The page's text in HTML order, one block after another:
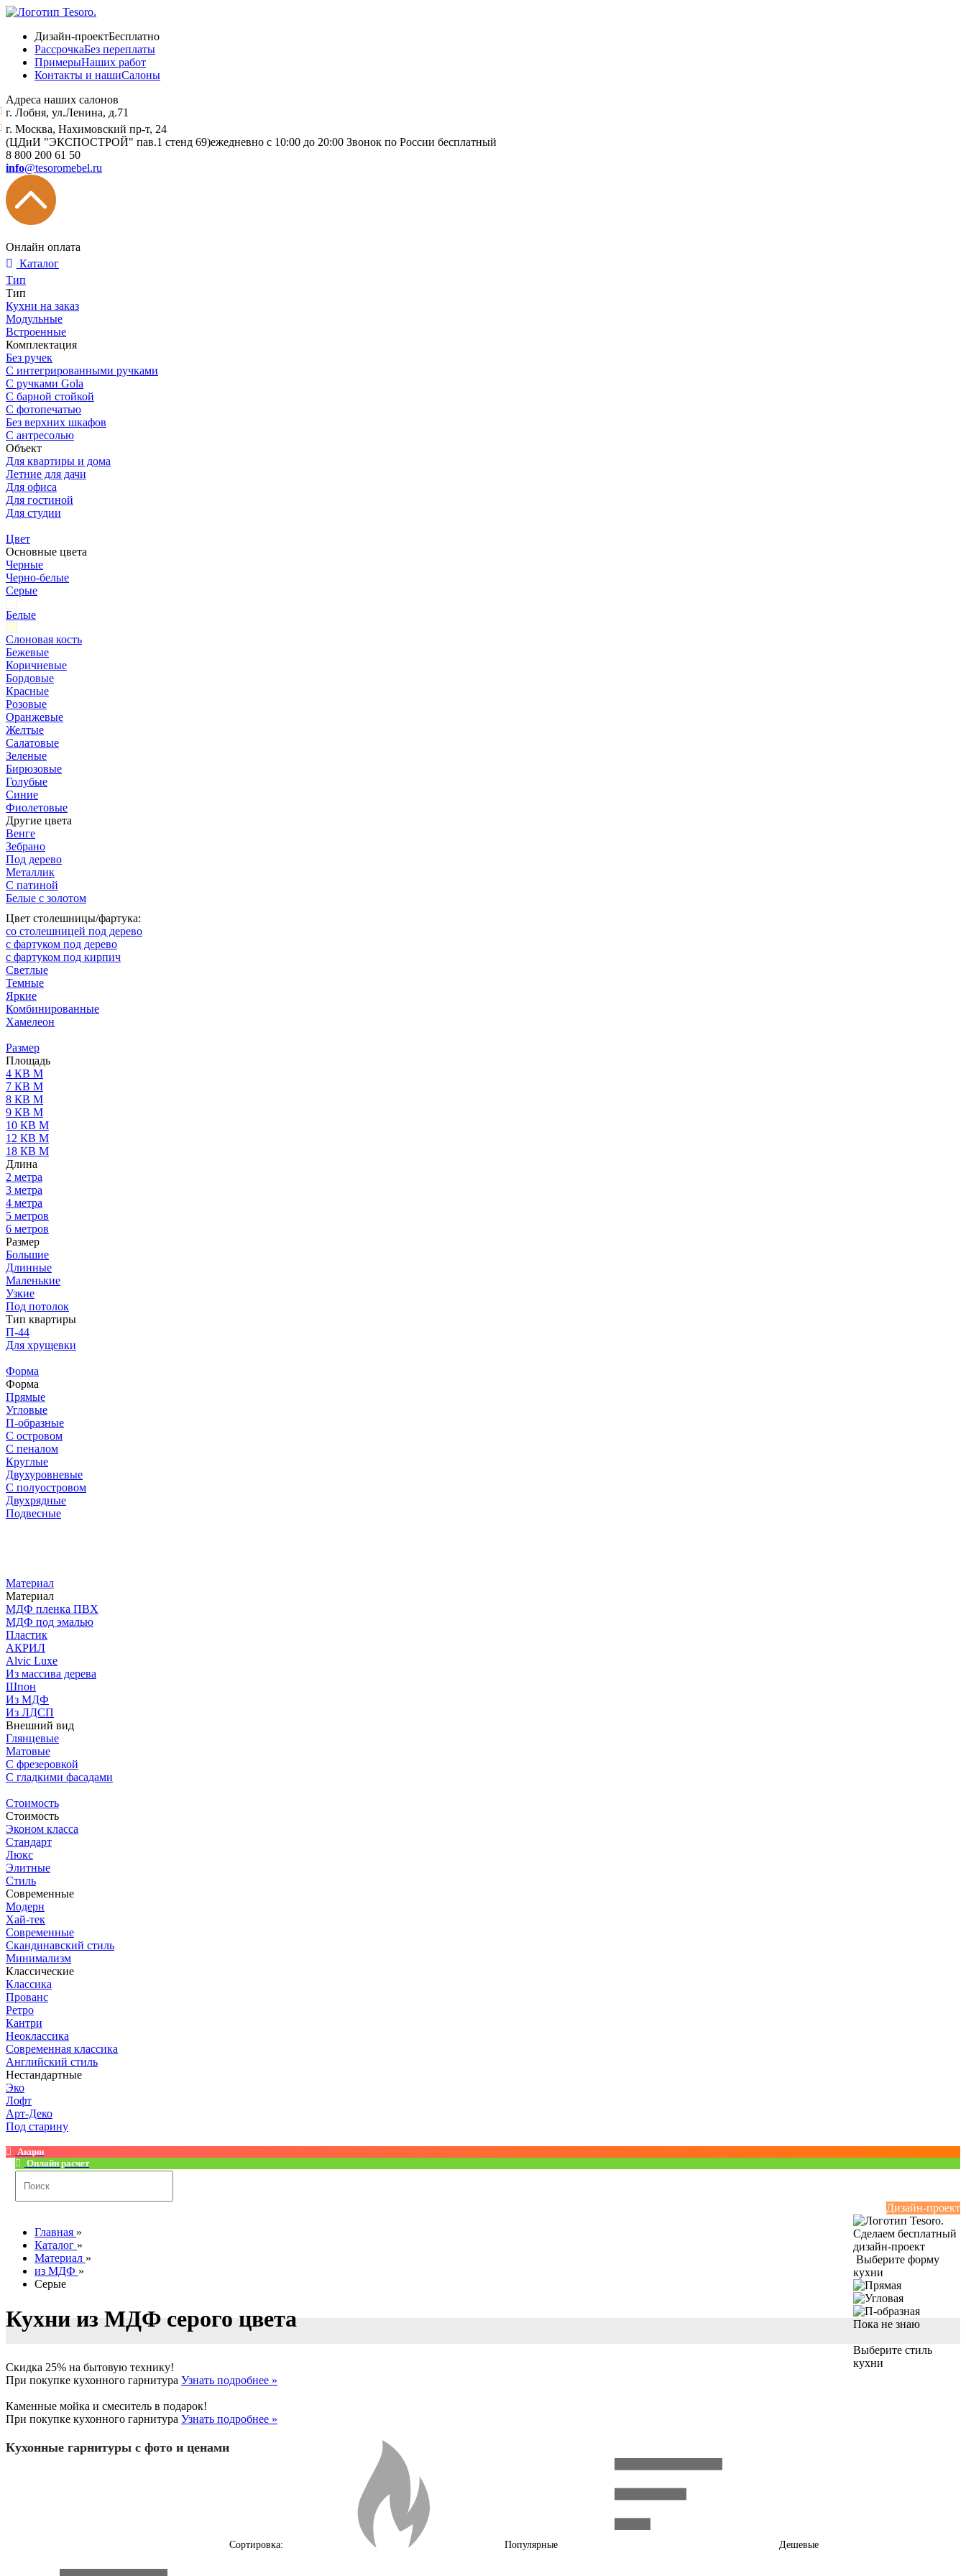
Дизайн-проектБесплатно
РассрочкаБез переплаты
ПримерыНаших работ
Контакты и нашиСалоны
Адреса наших салонов
г. Лобня, ул.Ленина, д.71
г. Москва, Нахимовский пр-т, 24
(ЦДиИ "ЭКСПОСТРОЙ" пав.1 стенд 69)ежедневно с 10:00 до 20:00 Звонок по России бесплатный
8 800 200 61 50
info@tesoromebel.ru
Онлайн оплата
Каталог
Тип
Тип
Кухни на заказ
Модульные
Встроенные
Комплектация
Без ручек
С интегрированными ручками
С ручками Gola
С барной стойкой
С фотопечатью
Без верхних шкафов
С антресолью
Объект
Для квартиры и дома
Летние для дачи
Для офиса
Для гостиной
Для студии
Цвет
Основные цвета
Черные
Черно-белые
Серые
Белые
Слоновая кость
Бежевые
Коричневые
Бордовые
Красные
Розовые
Оранжевые
Желтые
Салатовые
Зеленые
Бирюзовые
Голубые
Синие
Фиолетовые
Другие цвета
Венге
Зебрано
Под дерево
Металлик
С патиной
Белые с золотом
Цвет столешницы/фартука:
со столешницей под дерево
с фартуком под дерево
с фартуком под кирпич
Светлые
Темные
Яркие
Комбинированные
Хамелеон
Размер
Площадь
4 КВ М
7 КВ М
8 КВ М
9 КВ М
10 КВ М
12 КВ М
18 КВ М
Длина
2 метра
3 метра
4 метра
5 метров
6 метров
Размер
Большие
Длинные
Маленькие
Узкие
Под потолок
Тип квартиры
П-44
Для хрущевки
Форма
Форма
Прямые
Угловые
П-образные
С островом
С пеналом
Круглые
Двухуровневые
С полуостровом
Двухрядные
Подвесные
Материал
Материал
МДФ пленка ПВХ
МДФ под эмалью
Пластик
АКРИЛ
Alvic Luxe
Из массива дерева
Шпон
Из МДФ
Из ЛДСП
Внешний вид
Глянцевые
Матовые
С фрезеровкой
C гладкими фасадами
Стоимость
Стоимость
Эконом класса
Стандарт
Люкс
Элитные
Стиль
Современные
Модерн
Хай-тек
Современные
Скандинавский стиль
Минимализм
Классические
Классика
Прованс
Ретро
Кантри
Неоклассика
Современная классика
Английский стиль
Нестандартные
Эко
Лофт
Арт-Деко
Под старину
Акции
Онлайн расчет
Дизайн-проект
Главная »
Каталог »
Материал »
из МДФ »
Серые
Кухни из МДФ серого цвета
Скидка 25% на бытовую технику!
При покупке кухонного гарнитура Узнать подробнее »
Каменные мойка и смеситель в подарок!
При покупке кухонного гарнитура Узнать подробнее »
Кухонные гарнитуры с фото и ценами
Сортировка: Популярные Дешевые
Сделаем бесплатный
дизайн-проект
Выберите форму
кухни
Пока не знаю
Выберите стиль
кухни